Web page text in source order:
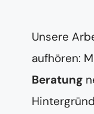
Unsere
aufhören:
Beratung